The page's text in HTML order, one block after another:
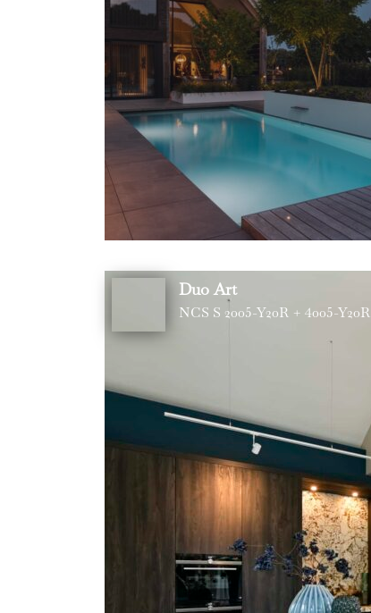
Duo Art
NCS S 2005-Y20R + 4005-Y20R